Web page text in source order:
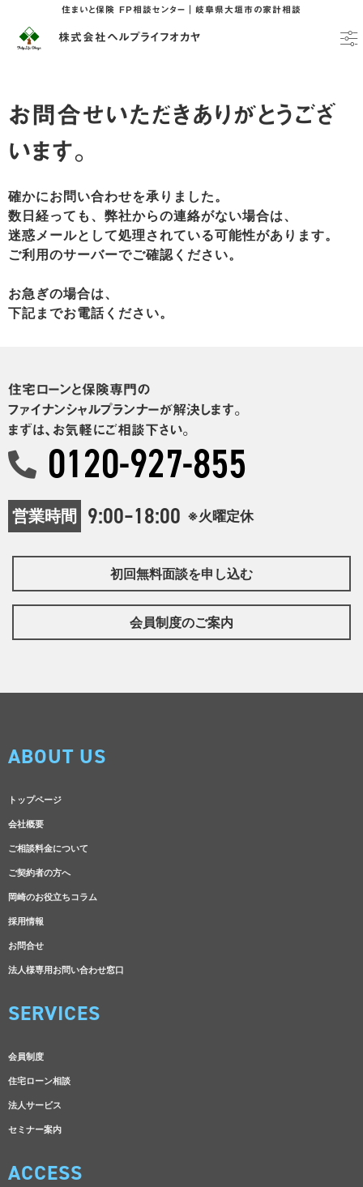
住まいと保険 FP相談センター｜岐阜県大垣市の家計相談
株式会社ヘルプライフオカヤ
お問合せいただきありがとうござ
います。
確かにお問い合わせを承りました。
数日経っても、弊社からの連絡がない場合は、
迷惑メールとして処理されている可能性があります。
ご利用のサーバーでご確認ください。
お急ぎの場合は、
下記までお電話ください。
住宅ローンと保険専門の
ファイナンシャルプランナーが解決します。
まずは、お気軽にご相談下さい。
0120-927-855
営業時間 9:00–18:00 ※火曜定休
初回無料面談を申し込む
会員制度のご案内
ABOUT US
トップページ
会社概要
ご相談料金について
ご契約者の方へ
岡崎のお役立ちコラム
採用情報
お問合せ
法人様専用お問い合わせ窓口
SERVICES
会員制度
住宅ローン相談
法人サービス
セミナー案内
ACCESS